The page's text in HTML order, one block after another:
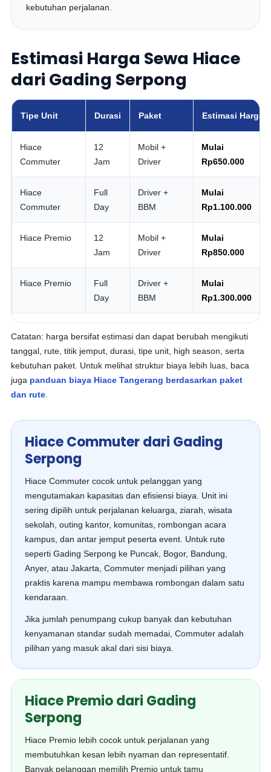
kebutuhan perjalanan.
Estimasi Harga Sewa Hiace
dari Gading Serpong
Tipe Unit Durasi Paket Estimasi Harga
Hiace
Commuter
12
Jam
Mobil +
Driver
Mulai
Rp650.000
Hiace
Commuter
Full
Day
Driver +
BBM
Mulai
Rp1.100.000
Hiace Premio
12
Jam
Mobil +
Driver
Mulai
Rp850.000
Hiace Premio
Full
Day
Driver +
BBM
Mulai
Rp1.300.000
Catatan: harga bersifat estimasi dan dapat berubah mengikuti
tanggal, rute, titik jemput, durasi, tipe unit, high season, serta
kebutuhan paket. Untuk melihat struktur biaya lebih luas, baca
juga panduan biaya Hiace Tangerang berdasarkan paket
dan rute
Hiace Commuter dari Gading
Serpong
Hiace Commuter cocok untuk pelanggan yang
mengutamakan kapasitas dan efisiensi biaya. Unit ini
sering dipilih untuk perjalanan keluarga, ziarah, wisata
sekolah, outing kantor, komunitas, rombongan acara
kampus, dan antar jemput peserta event. Untuk rute
seperti Gading Serpong ke Puncak, Bogor, Bandung,
Anyer, atau Jakarta, Commuter menjadi pilihan yang
praktis karena mampu membawa rombongan dalam satu
kendaraan.
Jika jumlah penumpang cukup banyak dan kebutuhan
kenyamanan standar sudah memadai, Commuter adalah
pilihan yang masuk akal dari sisi biaya.
Hiace Premio dari Gading
Serpong
Hiace Premio lebih cocok untuk perjalanan yang
membutuhkan kesan lebih nyaman dan representatif.
Banyak pelanggan memilih Premio untuk tamu